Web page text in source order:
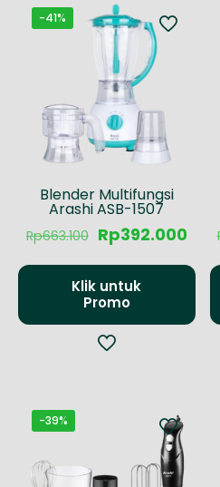
-41%
Blender Multifungsi
Arashi ASB-1507
Rp663.100 Harga
aslinya
adalah:
Rp663.100.
Rp392.000
ini
Klik untuk
Promo
-39%